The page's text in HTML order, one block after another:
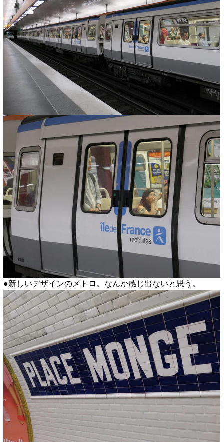
●新しいデザインのメトロ。なんか感じ出ないと思う。